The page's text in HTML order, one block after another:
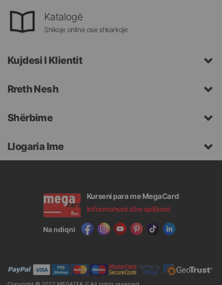
Katalogë
Shikoje online ose shkarkoje
Kujdesi I Klientit
Rreth Nesh
Shërbime
Llogaria Ime
Kurseni para me MegaCard
Informohuni dhe aplikoni
Na ndiqni